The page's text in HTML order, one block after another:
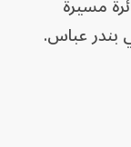
بندر عباس.